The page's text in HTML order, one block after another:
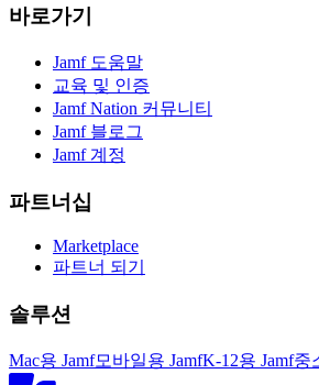
바로가기
Jamf 도움말
교육 및 인증
Jamf Nation 커뮤니티
Jamf 블로그
Jamf 계정
파트너십
Marketplace
파트너 되기
솔루션
Mac용 Jamf모바일용 JamfK-12용 Jamf중